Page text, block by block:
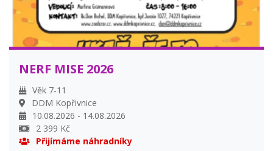
NERF MISE 2026
Věk 7-11
DDM Kopřivnice
10.08.2026 - 14.08.2026
2 399 Kč
Přijímáme náhradníky